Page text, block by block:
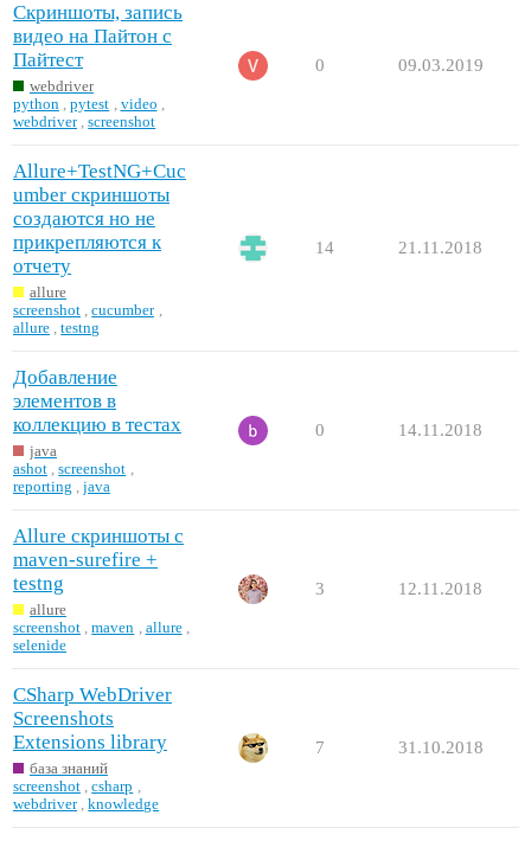
Скриншоты, запись
видео на Пайтон с
Пайтест
webdriver
python
,pytest video
webdriver ,screenshot
0 09.03.2019
Allure+TestNG+Cuc
umber скриншоты
создаются но не
прикрепляются к
отчету
allure
screenshot ,cucumber
allure ,testng
14 21.11.2018
Добавление
элементов в
коллекцию в тестах
java
ashot ,screenshot
reporting
,java
0 14.11.2018
Allure скриншоты с
maven-surefire +
testng
allure
screenshot ,maven allure
selenide
3 12.11.2018
CSharp WebDriver
Screenshots
Extensions library
база знаний
screenshot ,csharp
webdriver ,knowledge
7 31.10.2018